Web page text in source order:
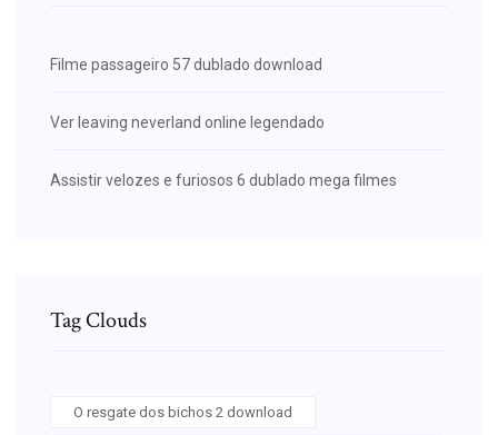
Filme passageiro 57 dublado download
Ver leaving neverland online legendado
Assistir velozes e furiosos 6 dublado mega filmes
Tag Clouds
O resgate dos bichos 2 download